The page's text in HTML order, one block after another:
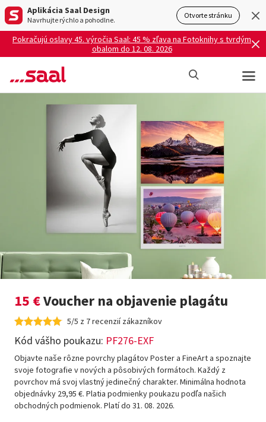
Aplikácia Saal Design
Navrhujte rýchlo a pohodlne. Otvorte stránku
Pokračujú oslavy 45. výročia Saal: 45 % zľava na Fotoknihy s tvrdým
obalom do 12. 08. 2026
15 €Voucher na objavenie plagátu
Kód vášho poukazu: PF276-EXF
Objavte naše rôzne povrchy plagátov Poster a FineArt a spoznajte
svoje fotografie v nových a pôsobivých formátoch. Každý z
povrchov má svoj vlastný jedinečný charakter. Minimálna hodnota
objednávky 29,95 €. Platia podmienky poukazu podľa našich
obchodných podmienok. Platí do 31. 08. 2026.
5/5 z 7 recenzií zákazníkov